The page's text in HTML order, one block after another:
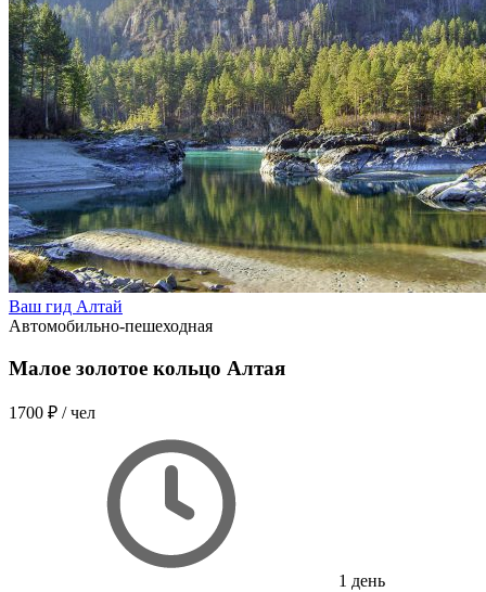
Ваш гид Алтай
Автомобильно-пешеходная
Малое золотое кольцо Алтая
1700 ₽ / чел
1 день